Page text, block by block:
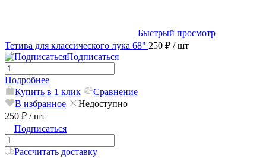
Быстрый просмотр
Тетива для классического лука 68" 250 ₽ / шт
Подписаться
Подробнее
Купить в 1 клик
Сравнение
В избранное
Недоступно
250 ₽ / шт
Подписаться
Рассчитать доставку